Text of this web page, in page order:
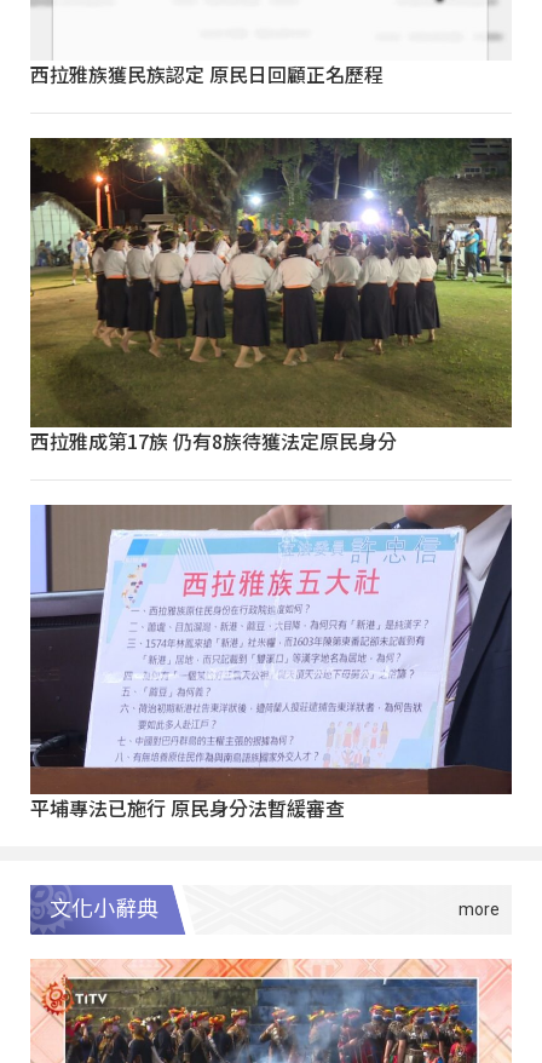
西拉雅族獲民族認定 原民日回顧正名歷程
西拉雅成第17族 仍有8族待獲法定原民身分
平埔專法已施行 原民身分法暫緩審查
文化小辭典